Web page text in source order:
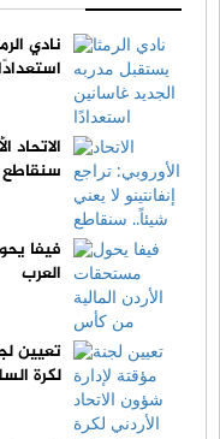
نادي
الاتحاد
سنقاطع
فيفا
العرب
تعيين
لكرة